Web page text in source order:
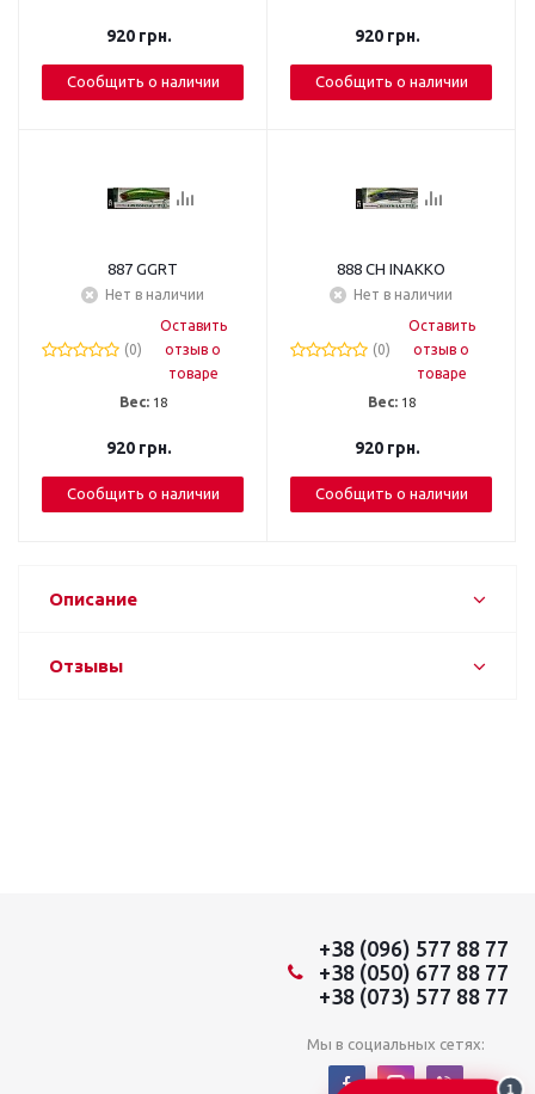
920грн.
Сообщить о наличии
920грн.
Сообщить о наличии
887 GGRT
Нет в наличии
(0)
Оставить
отзыв о
товаре
Вес: 18
920грн.
Сообщить о наличии
888 CH INAKKO
Нет в наличии
(0)
Оставить
отзыв о
товаре
Вес: 18
920грн.
Сообщить о наличии
Описание
Отзывы
+38 (096) 577 88 77
+38 (050) 677 88 77
+38 (073) 577 88 77
Мы в социальных сетях:
1